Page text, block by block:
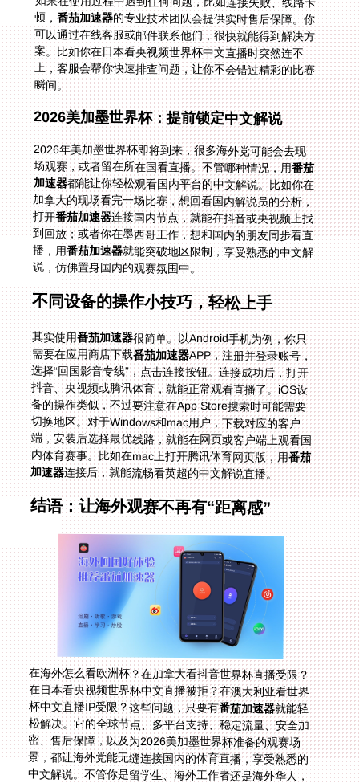
顿，番茄加速器的专业技术团队会提供实时售后保障。你
可以通过在线客服或邮件联系他们，很快就能得到解决方
案。比如你在日本看央视频世界杯中文直播时突然连不
上，客服会帮你快速排查问题，让你不会错过精彩的比赛
瞬间。
2026美加墨世界杯：提前锁定中文解说
2026年美加墨世界杯即将到来，很多海外党可能会去现
场观赛，或者留在所在国看直播。不管哪种情况，用番茄
加速器都能让你轻松观看国内平台的中文解说。比如你在
加拿大的现场看完一场比赛，想回看国内解说员的分析，
打开番茄加速器连接国内节点，就能在抖音或央视频上找
到回放；或者你在墨西哥工作，想和国内的朋友同步看直
播，用番茄加速器就能突破地区限制，享受熟悉的中文解
说，仿佛置身国内的观赛氛围中。
不同设备的操作小技巧，轻松上手
其实使用番茄加速器很简单。以Android手机为例，你只
需要在应用商店下载番茄加速器APP，注册并登录账号，
选择“回国影音专线”，点击连接按钮。连接成功后，打开
抖音、央视频或腾讯体育，就能正常观看直播了。iOS设
备的操作类似，不过要注意在App Store搜索时可能需要
切换地区。对于Windows和mac用户，下载对应的客户
端，安装后选择最优线路，就能在网页或客户端上观看国
内体育赛事。比如在mac上打开腾讯体育网页版，用番茄
加速器连接后，就能流畅看英超的中文解说直播。
结语：让海外观赛不再有“距离感”
在海外怎么看欧洲杯？在加拿大看抖音世界杯直播受限？
在日本看央视频世界杯中文直播被拒？在澳大利亚看世界
杯中文直播IP受限？这些问题，只要有番茄加速器就能轻
松解决。它的全球节点、多平台支持、稳定流量、安全加
密、售后保障，以及为2026美加墨世界杯准备的观赛场
景，都让海外党能无缝连接国内的体育直播，享受熟悉的
中文解说。不管你是留学生、海外工作者还是海外华人，